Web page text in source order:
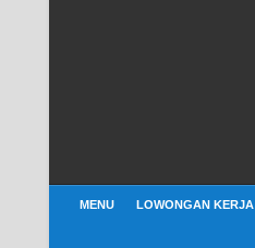
MENU LOWONGAN KERJA